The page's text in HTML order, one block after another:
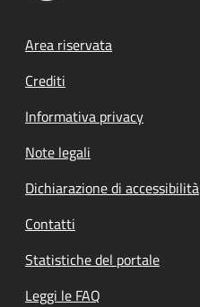
Footer menu
Area riservata
Crediti
Informativa privacy
Note legali
Dichiarazione di accessibilità
Contatti
Statistiche del portale
Leggi le FAQ